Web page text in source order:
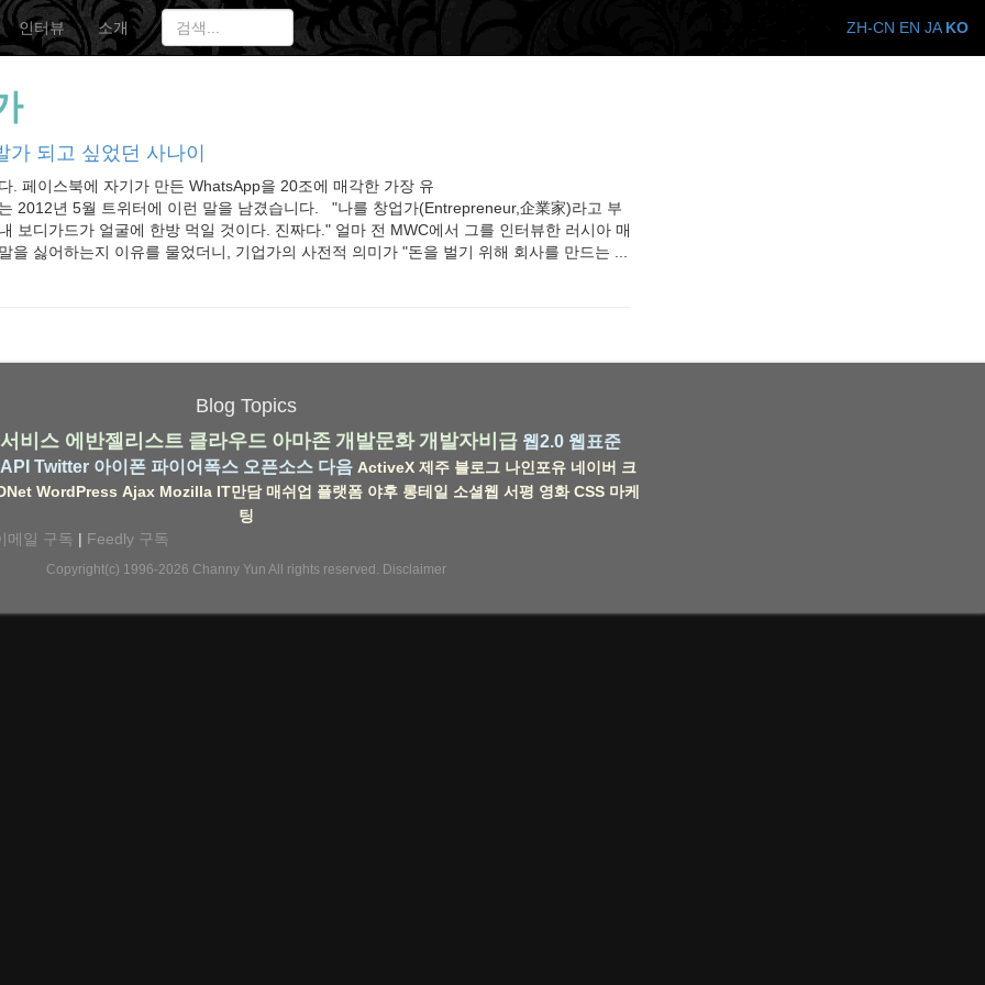
인터뷰 소개
가 되고 싶었던 사나이
. 페이스북에 자기가 만든 WhatsApp을 20조에 매각한 가장 유
2012년 5월 트위터에 이런 말을 남겼습니다. "나를 창업가(Entrepreneur,企業家)라고 부
보디가드가 얼굴에 한방 먹일 것이다. 진짜다." 얼마 전 MWC에서 그를 인터뷰한 러시아 매
을 싫어하는지 이유를 물었더니, 기업가의 사전적 의미가 "돈을 벌기 위해 회사를 만드는 ...
Blog Topics
비스 에반젤리스트 클라우드 아마존 개발문화 개발자비급 웹2.0 웹표준
Twitter 아이폰 파이어폭스 오픈소스 다음 ActiveX 제주 블로그 나인포유 네이버 크
WordPress Ajax Mozilla IT만담 매쉬업 플랫폼 야후 롱테일 소셜웹 서평 영화 CSS 마케
팅
메일 구독 | Feedly 구독
Copyright(c) 1996-2026 Channy Yun All rights reserved. Disclaimer
ZH-CN EN JA KO